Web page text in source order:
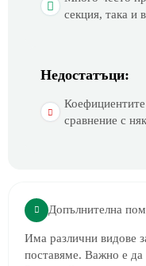
секция, така и
Недостатъци:
сравнение с
Допълнителна
Има различни видове
поставяме. Важно е да